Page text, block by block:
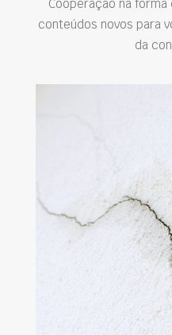
Cooperação na
conteúdos novos para
da